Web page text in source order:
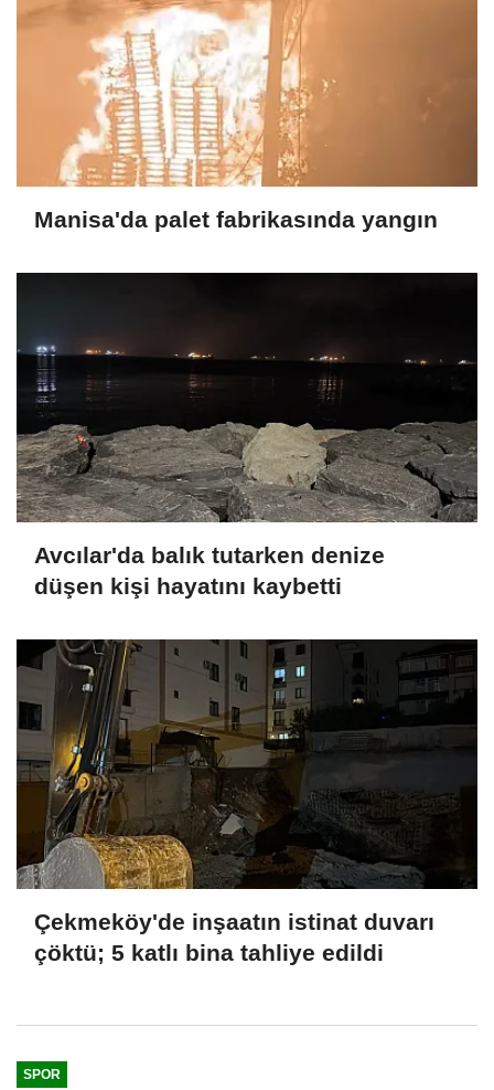
Manisa'da palet fabrikasında yangın
Avcılar'da balık tutarken denize
düşen kişi hayatını kaybetti
Çekmeköy'de inşaatın istinat duvarı
çöktü; 5 katlı bina tahliye edildi
SPOR